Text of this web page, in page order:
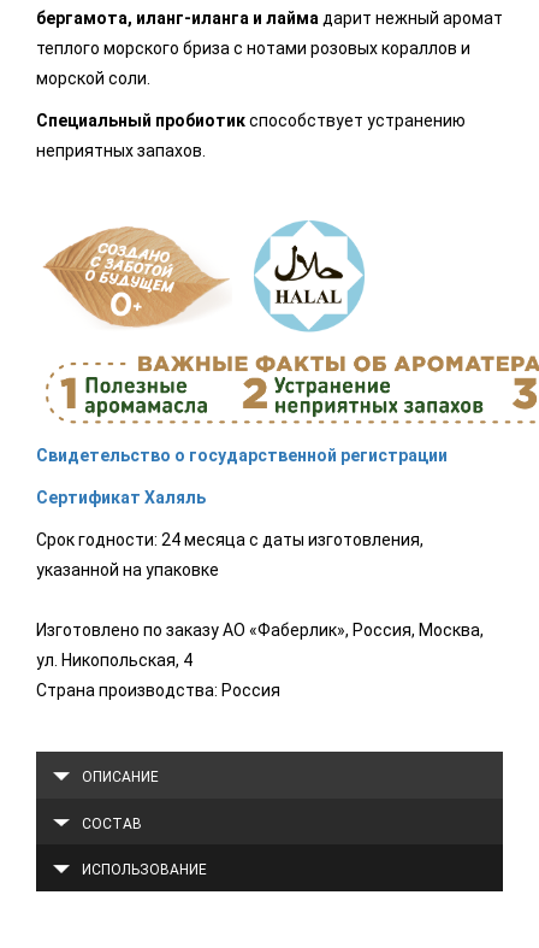
бергамота, иланг-иланга и лаймадарит нежный аромат
теплого морского бриза с нотами розовых кораллов и
морской соли.
Специальный пробиотикспособствует устранению
неприятных запахов.
Свидетельство о государственной регистрации
Сертификат Халяль
Срок годности: 24 месяца с даты изготовления,
указанной на упаковке
Изготовлено по заказу АО «Фаберлик», Россия, Москва,
ул. Никопольская, 4
Страна производства: Россия
ОПИСАНИЕ
СОСТАВ
ИСПОЛЬЗОВАНИЕ